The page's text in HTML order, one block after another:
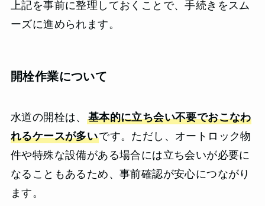
上記を事前に整理しておくことで、手続きをスム
ーズに進められます。
開栓作業について
水道の開栓は、 基本的に立ち会い不要でおこなわ
れるケースが多いです。ただし、オートロック物
件や特殊な設備がある場合には立ち会いが必要に
なることもあるため、事前確認が安心につながり
ます。